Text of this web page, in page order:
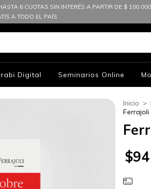
6 CUOTAS SIN INTERÉS A PARTIR DE $
A TODO EL PAÍS
Digital Seminarios Online
Inicio >
Ferrajoli